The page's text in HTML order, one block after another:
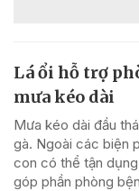
Lá ổi hỗ trợ
mưa kéo dài
Mưa kéo dài đầu
gà. Ngoài các biện
con có thể tận
góp phần phòng